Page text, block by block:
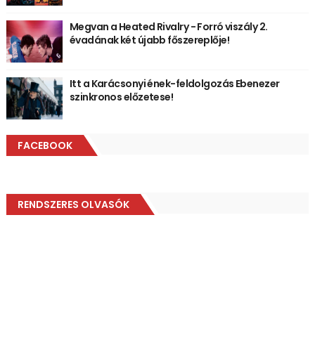
Megvan a Heated Rivalry - Forró viszály 2.
évadának két újabb főszereplője!
Itt a Karácsonyi ének-feldolgozás Ebenezer
szinkronos előzetese!
FACEBOOK
RENDSZERES OLVASÓK